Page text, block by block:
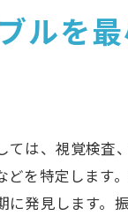
ーススタディ：
対応チームの
急処置の基本と
を確保するた
ルを
は、視覚検
を特定しま
発見します。